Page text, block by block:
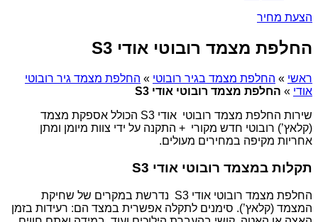
הצעת מחיר
החלפת מצמד רובוטי אודי S3
ראשי » החלפת מצמד בגיר רובוטי » החלפת מצמד גיר רובוטי
אודי » החלפת מצמד רובוטי אודי S3
שירות החלפת מצמד רובוטי אודי S3 הכולל אספקת מצמד
(קלאץ’) רובוטי חדש מקורי + התקנה על ידי צוות מיומן ומתן
אחריות מקיפה במחירים מעולים.
תקלות במצמד רובוטי אודי S3
החלפת מצמד רובוטי אודי S3 נדרשת במקרים של שחיקת
המצמד (קלאץ’). סימנים לתקלה אפשרית במצד הם: רעידות בזמן